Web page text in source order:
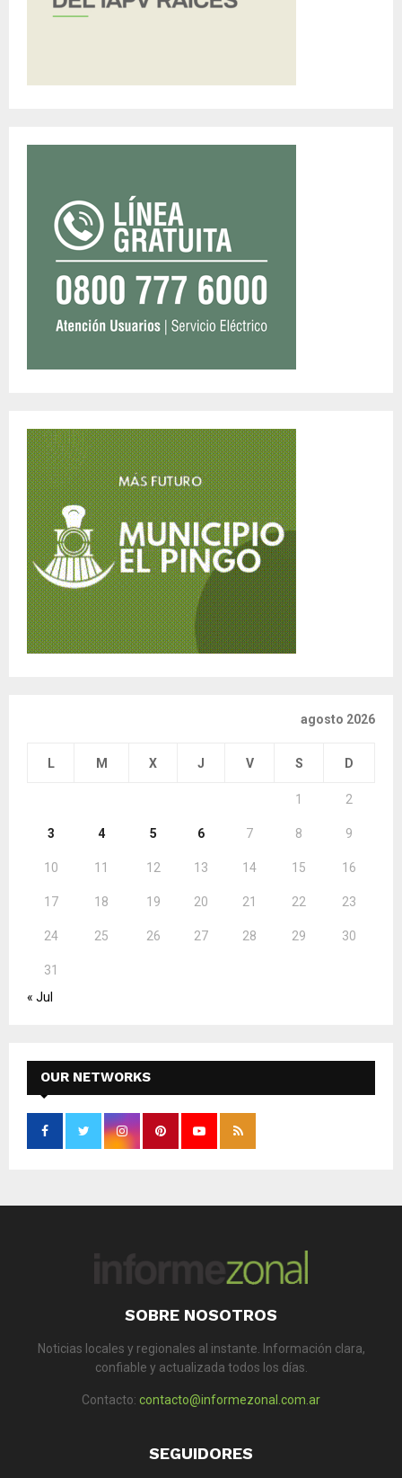
agosto 2026
L M X J V S D
1 2
3 4 5 6 7 8 9
10 11 12 13 14 15 16
17 18 19 20 21 22 23
24 25 26 27 28 29 30
31
« Jul
OUR NETWORKS
SOBRE NOSOTROS
Noticias locales y regionales al instante. Información clara,
confiable y actualizada todos los días.
Contacto: contacto@informezonal.com.ar
SEGUIDORES